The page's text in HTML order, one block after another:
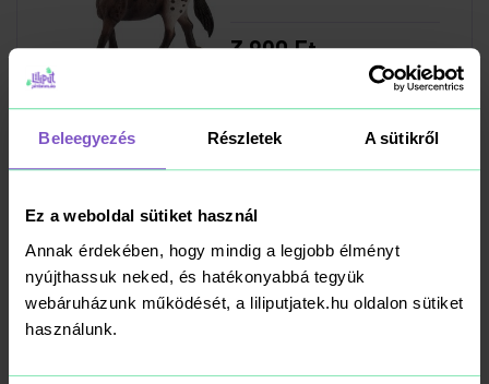
Beleegyezés Részletek A sütikről
Ez a weboldal sütiket használ
Annak érdekében, hogy mindig a legjobb élményt
nyújthassuk neked, és hatékonyabbá tegyük
webáruházunk működését, a liliputjatek.hu oldalon sütiket
használunk.
RAKTÁRON
3 890 Ft
Kosárba
Schleich 13855
Angol telivér kanca